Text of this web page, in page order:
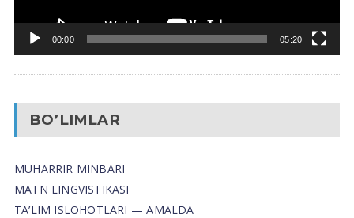
00:00 05:20
BO’LIMLAR
MUHARRIR MINBARI
MATN LINGVISTIKASI
TA’LIM ISLOHOTLARI — AMALDA